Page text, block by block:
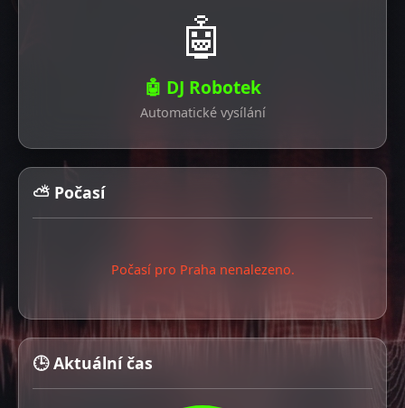
🤖
🤖 DJ Robotek
Automatické vysílání
⛅ Počasí
Počasí pro Praha nenalezeno.
🕒 Aktuální čas